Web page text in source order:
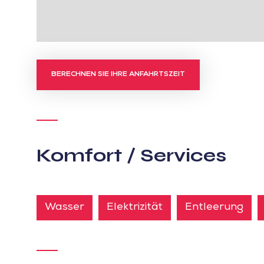
BERECHNEN SIE IHRE ANFAHRTSZEIT
Komfort / Services
Wasser Elektrizität Entleerung